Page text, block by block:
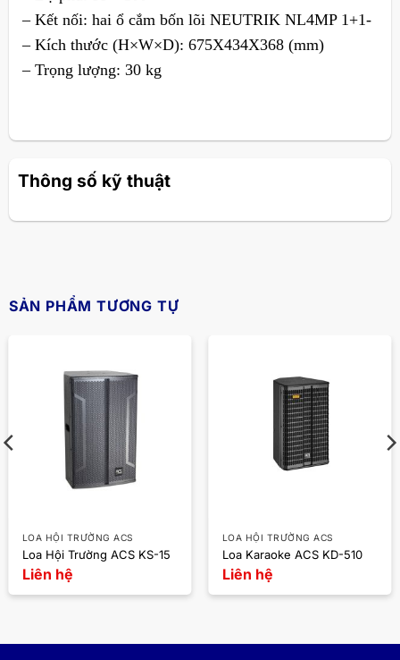
– Kết nối: hai ổ cắm bốn lõi NEUTRIK NL4MP 1+1-
– Kích thước (H×W×D): 675X434X368 (mm)
– Trọng lượng: 30 kg
Thông số kỹ thuật
SẢN PHẨM TƯƠNG TỰ
LOA HỘI TRƯỜNG ACS
Loa Hội Trường ACS KS-15
Liên hệ
LOA HỘI TRƯỜNG ACS
Loa Karaoke ACS KD-510
Liên hệ